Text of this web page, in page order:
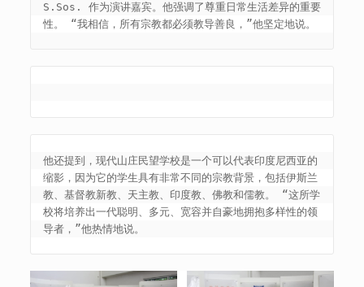
S.Sos. 作为演讲嘉宾。他强调了尊重日常生活差异的重要
性。 “我相信，所有宗教都必须教导善良，”他坚定地说。
他还提到，现代山庄民望学校是一个可以代表印度尼西亚的
缩影，因为它的学生具有非常不同的宗教背景，包括伊斯兰
教、基督教新教、天主教、印度教、佛教和儒教。 “这所学
校将培养出一代聪明、多元、宽容并自豪地拥抱多样性的领
导者，”他热情地说。